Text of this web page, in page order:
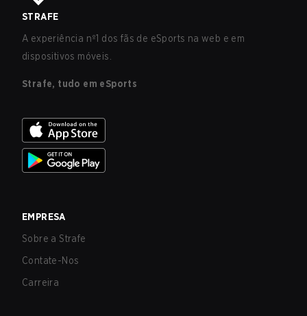
STRAFE
A experiência nº1 dos fãs de eSports na web e em
dispositivos móveis.
Strafe, tudo em eSports
EMPRESA
Sobre a Strafe
Contate-Nos
Carreira